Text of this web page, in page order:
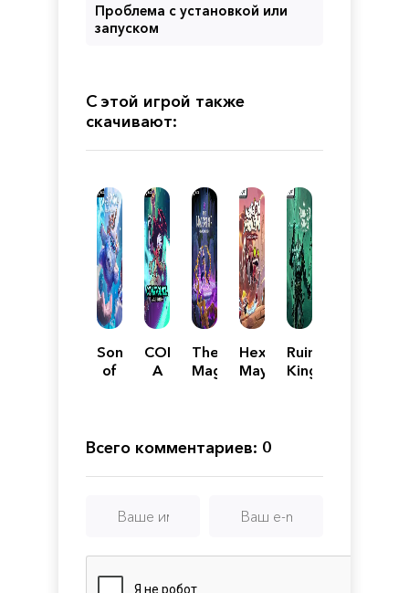
Проблема с установкой или
запуском
С этой игрой также
скачивают:
Song
of
of
Story
CONVERGENCE:
A
Story
The
Mageseeker:
Legends
Story
Hextech
Mayhem:
Legends
Ruined
King:
Всего комментариев: 0